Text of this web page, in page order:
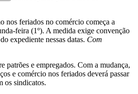
nos feriados no comércio começa a
feira (1º). A medida exige convenção
expediente nessas datas. Com
patrões e empregados. Com a mudança,
e comércio nos feriados deverá passar
os sindicatos.